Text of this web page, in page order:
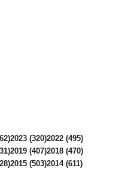
2023 (320)2022 (495)
2019 (407)2018 (470)
2015 (503)2014 (611)